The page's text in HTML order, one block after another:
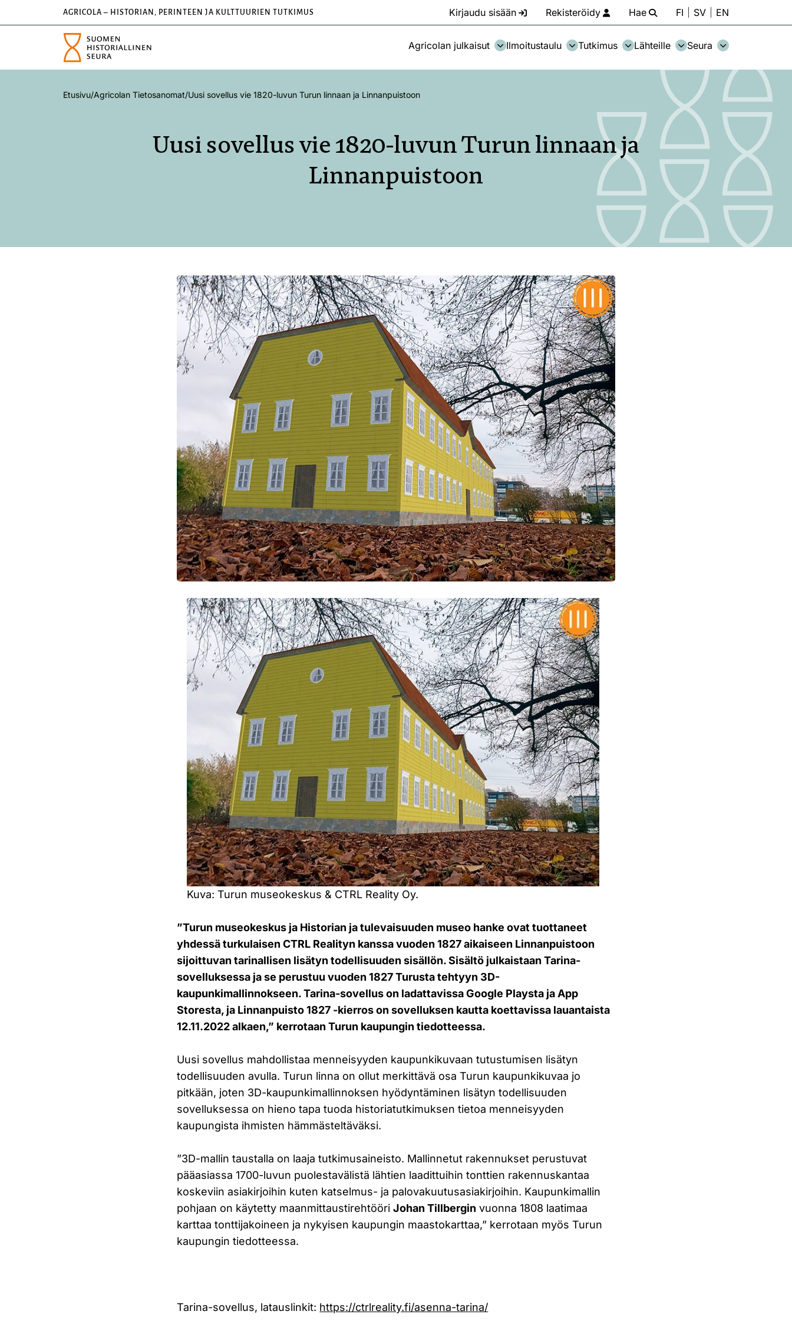
AGRICOLA – HISTORIAN, PERINTEEN JA KULTTUURIEN TUTKIMUS Kirjaudu sisään Rekisteröidy Hae FI SV EN
Agricolan julkaisut Ilmoitustaulu Tutkimus Lähteille Seura
Etusivu/Agricolan Tietosanomat/Uusi sovellus vie 1820-luvun Turun linnaan ja Linnanpuistoon
Uusi sovellus vie 1820-luvun Turun linnaan ja
Linnanpuistoon
Kuva: Turun museokeskus & CTRL Reality Oy.
”Turun museokeskus ja Historian ja tulevaisuuden museo hanke ovat tuottaneet
yhdessä turkulaisen CTRL Realityn kanssa vuoden 1827 aikaiseen Linnanpuistoon
sijoittuvan tarinallisen lisätyn todellisuuden sisällön. Sisältö julkaistaan Tarina-
sovelluksessa ja se perustuu vuoden 1827 Turusta tehtyyn 3D-
kaupunkimallinnokseen. Tarina-sovellus on ladattavissa Google Playsta ja App
Storesta, ja Linnanpuisto 1827 -kierros on sovelluksen kautta koettavissa lauantaista
12.11.2022 alkaen,” kerrotaan Turun kaupungin tiedotteessa.
Uusi sovellus mahdollistaa menneisyyden kaupunkikuvaan tutustumisen lisätyn
todellisuuden avulla. Turun linna on ollut merkittävä osa Turun kaupunkikuvaa jo
pitkään, joten 3D-kaupunkimallinnoksen hyödyntäminen lisätyn todellisuuden
sovelluksessa on hieno tapa tuoda historiatutkimuksen tietoa menneisyyden
kaupungista ihmisten hämmästeltäväksi.
”3D-mallin taustalla on laaja tutkimusaineisto. Mallinnetut rakennukset perustuvat
pääasiassa 1700-luvun puolestavälistä lähtien laadittuihin tonttien rakennuskantaa
koskeviin asiakirjoihin kuten katselmus- ja palovakuutusasiakirjoihin. Kaupunkimallin
pohjaan on käytetty maanmittaustirehtööriJohan Tillbergin vuonna 1808 laatimaa
karttaa tonttijakoineen ja nykyisen kaupungin maastokarttaa,” kerrotaan myös Turun
kaupungin tiedotteessa.
Tarina-sovellus, latauslinkit: https://ctrlreality.fi/asenna-tarina/